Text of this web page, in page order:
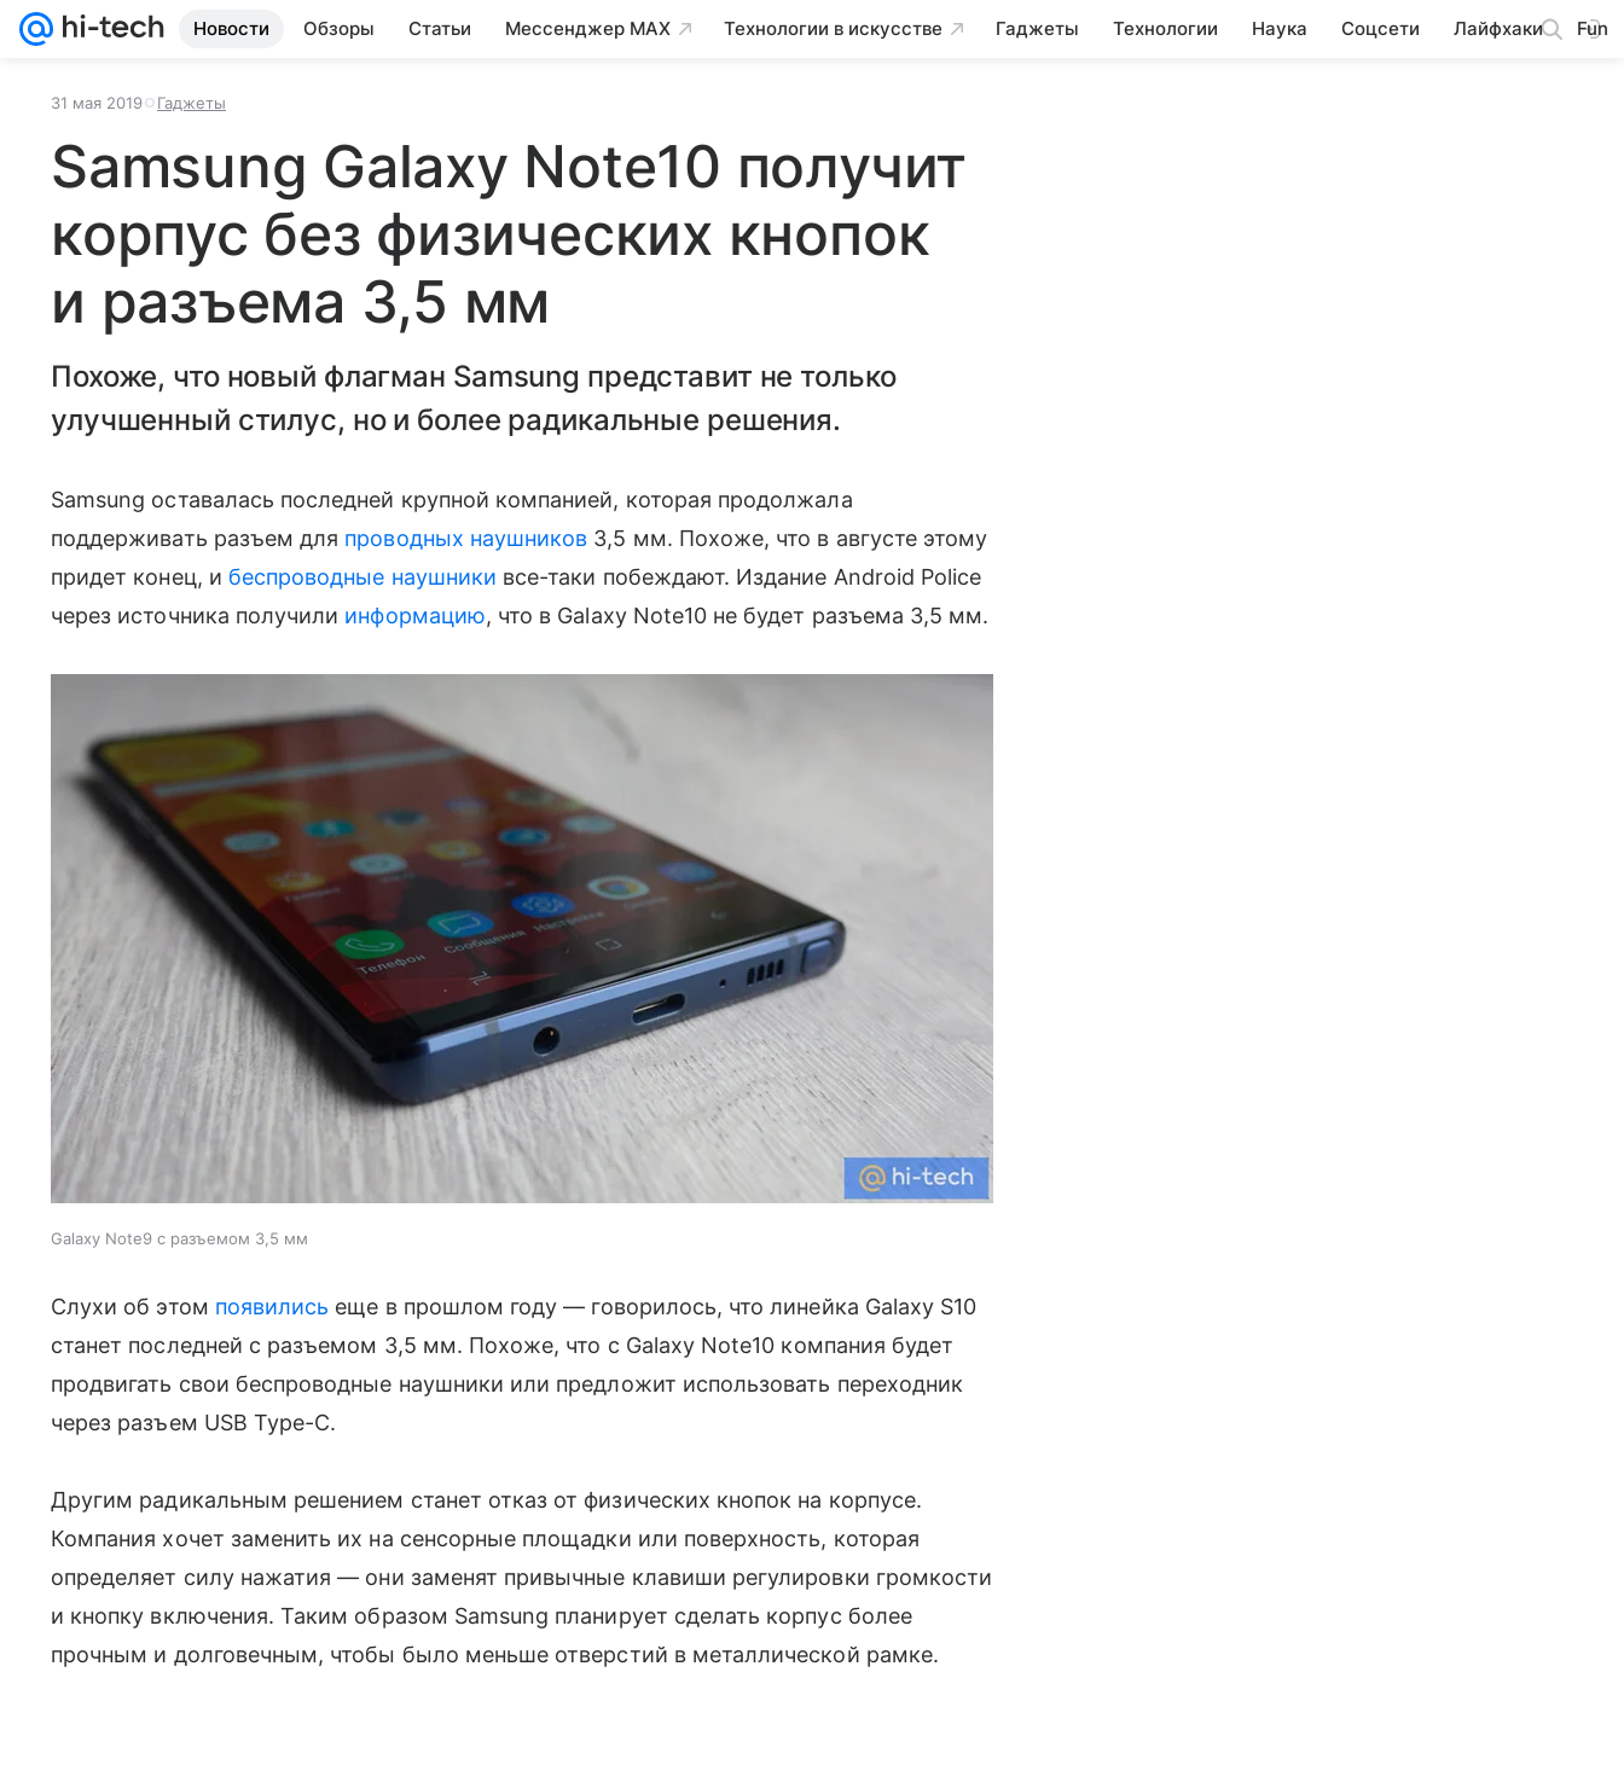
Новости Обзоры Статьи Мессенджер MAX Технологии в искусстве Гаджеты Технологии Наука Соцсети Лайфхаки Fun
31 мая 2019 Гаджеты
Samsung Galaxy Note10 получит
корпус без физических кнопок
и разъема 3,5 мм
Похоже, что новый флагман Samsung представит не только
улучшенный стилус, но и более радикальные решения.
Samsung оставалась последней крупной компанией, которая продолжала
поддерживать разъем для проводных наушников 3,5 мм. Похоже, что в августе этому
придет конец, и беспроводные наушники все-таки побеждают. Издание Android Police
через источника получили информацию, что в Galaxy Note10 не будет разъема 3,5 мм.
Galaxy Note9 с разъемом 3,5 мм
Слухи об этом появились еще в прошлом году — говорилось, что линейка Galaxy S10
станет последней с разъемом 3,5 мм. Похоже, что с Galaxy Note10 компания будет
продвигать свои беспроводные наушники или предложит использовать переходник
через разъем USB Type-C.
Другим радикальным решением станет отказ от физических кнопок на корпусе.
Компания хочет заменить их на сенсорные площадки или поверхность, которая
определяет силу нажатия — они заменят привычные клавиши регулировки громкости
и кнопку включения. Таким образом Samsung планирует сделать корпус более
прочным и долговечным, чтобы было меньше отверстий в металлической рамке.